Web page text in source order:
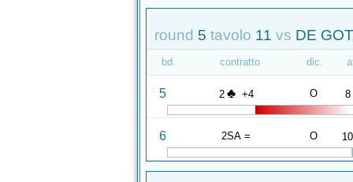
round 5 tavolo 11 vs DE
bd. contratto dic.
5 2 ♣ +4 O 8
6 2SA = O 10